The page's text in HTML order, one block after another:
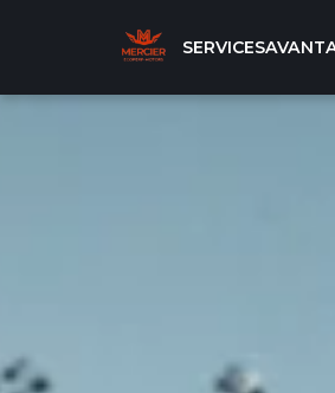
SERVICES